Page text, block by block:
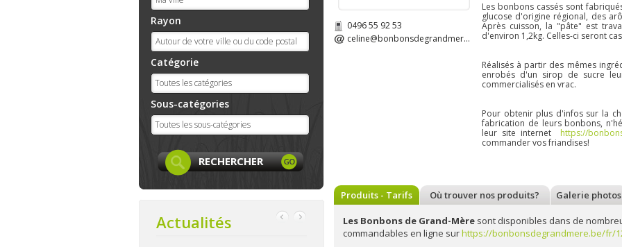
Rayon
Catégorie
Sous-catégories
Actualités
0496 55 92 53
celine@bonbonsdegrandmere.be
Les bonbons cassés sont
glucose d'origine régional, des
Après cuisson, la "pâte" est
d'environ 1,2kg. Celles-ci seront
Réalisés à partir des mêmes
enrobés d'un sirop de sucre
commercialisés en vrac.
Pour obtenir plus d'infos sur la
fabrication de leurs bonbons,
leur site internet https://
commander vos friandises!
Produits - Tarifs Où trouver nos produits? Galerie photos
Les Bonbons de Grand-Mère sont disponibles dans de
commandables en ligne surhttps://bonbonsdegrandmere.be/fr/